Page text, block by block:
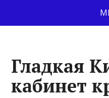
Гладкая
кабинет